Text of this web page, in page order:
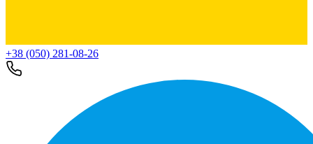
+38 (050) 281-08-26